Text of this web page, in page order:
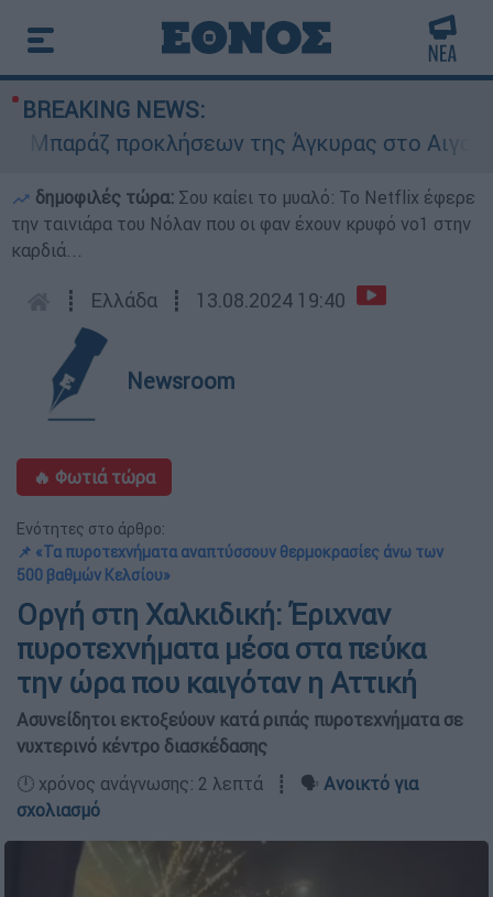
BREAKING NEWS:
προκλήσεων της Άγκυρας στο Αιγαίο:
δημοφιλές τώρα: Σου καίει το μυαλό: Το Netflix έφερε
την ταινιάρα του Νόλαν που οι φαν έχουν κρυφό νο1 στην
καρδιά...
┋ Ελλάδα ┋ 13.08.2024 19:40
Newsroom
🔥 Φωτιά τώρα
Ενότητες στο άρθρο:
📌 «Τα πυροτεχνήματα αναπτύσσουν θερμοκρασίες άνω των
500 βαθμών Κελσίου»
Οργή στη Χαλκιδική: Έριχναν
πυροτεχνήματα μέσα στα πεύκα
την ώρα που καιγόταν η Αττική
Aσυνείδητοι εκτοξεύουν κατά ριπάς πυροτεχνήματα σε
νυχτερινό κέντρο διασκέδασης
🕛 χρόνος ανάγνωσης: 2 λεπτά ┋ 🗣️ Ανοικτό για
σχολιασμό